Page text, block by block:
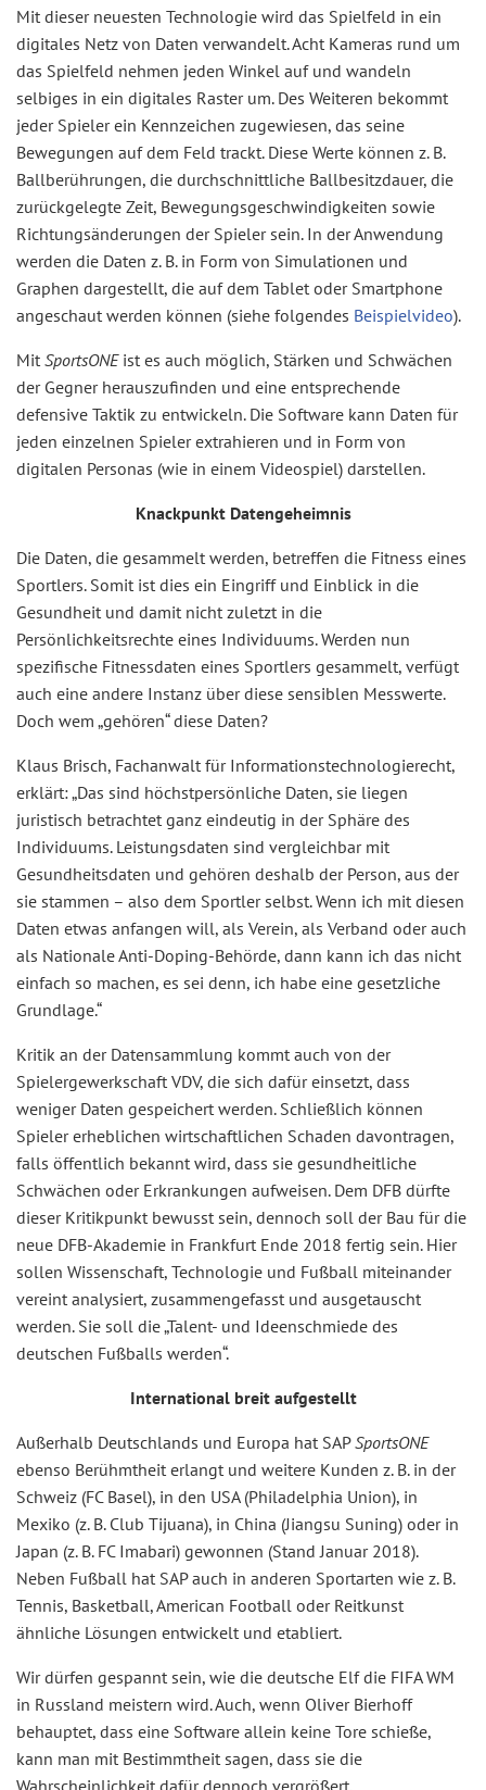
Mit dieser neuesten Technologie wird das Spielfeld in ein
digitales Netz von Daten verwandelt. Acht Kameras rund um
das Spielfeld nehmen jeden Winkel auf und wandeln
selbiges in ein digitales Raster um. Des Weiteren bekommt
jeder Spieler ein Kennzeichen zugewiesen, das seine
Bewegungen auf dem Feld trackt. Diese Werte können z. B.
Ballberührungen, die durchschnittliche Ballbesitzdauer, die
zurückgelegte Zeit, Bewegungsgeschwindigkeiten sowie
Richtungsänderungen der Spieler sein. In der Anwendung
werden die Daten z. B. in Form von Simulationen und
Graphen dargestellt, die auf dem Tablet oder Smartphone
angeschaut werden können (siehe folgendes Beispielvideo).
Mit SportsONEist es auch möglich, Stärken und Schwächen
der Gegner herauszufinden und eine entsprechende
defensive Taktik zu entwickeln. Die Software kann Daten für
jeden einzelnen Spieler extrahieren und in Form von
digitalen Personas (wie in einem Videospiel) darstellen.
Knackpunkt Datengeheimnis
Die Daten, die gesammelt werden, betreffen die Fitness eines
Sportlers. Somit ist dies ein Eingriff und Einblick in die
Gesundheit und damit nicht zuletzt in die
Persönlichkeitsrechte eines Individuums. Werden nun
spezifische Fitnessdaten eines Sportlers gesammelt, verfügt
auch eine andere Instanz über diese sensiblen Messwerte.
Doch wem „gehören“ diese Daten?
Klaus Brisch, Fachanwalt für Informationstechnologierecht,
erklärt: „Das sind höchstpersönliche Daten, sie liegen
juristisch betrachtet ganz eindeutig in der Sphäre des
Individuums. Leistungsdaten sind vergleichbar mit
Gesundheitsdaten und gehören deshalb der Person, aus der
sie stammen – also dem Sportler selbst. Wenn ich mit diesen
Daten etwas anfangen will, als Verein, als Verband oder auch
als Nationale Anti-Doping-Behörde, dann kann ich das nicht
einfach so machen, es sei denn, ich habe eine gesetzliche
Grundlage.“
Kritik an der Datensammlung kommt auch von der
Spielergewerkschaft VDV, die sich dafür einsetzt, dass
weniger Daten gespeichert werden. Schließlich können
Spieler erheblichen wirtschaftlichen Schaden davontragen,
falls öffentlich bekannt wird, dass sie gesundheitliche
Schwächen oder Erkrankungen aufweisen. Dem DFB dürfte
dieser Kritikpunkt bewusst sein, dennoch soll der Bau für die
neue DFB-Akademie in Frankfurt Ende 2018 fertig sein. Hier
sollen Wissenschaft, Technologie und Fußball miteinander
vereint analysiert, zusammengefasst und ausgetauscht
werden. Sie soll die „Talent- und Ideenschmiede des
deutschen Fußballs werden“.
International breit aufgestellt
Außerhalb Deutschlands und Europa hat SAPSportsONE
ebenso Berühmtheit erlangt und weitere Kunden z. B. in der
Schweiz (FC Basel), in den USA (Philadelphia Union), in
Mexiko (z. B. Club Tijuana), in China (Jiangsu Suning) oder in
Japan (z. B. FC Imabari) gewonnen (Stand Januar 2018).
Neben Fußball hat SAP auch in anderen Sportarten wie z. B.
Tennis, Basketball, American Football oder Reitkunst
ähnliche Lösungen entwickelt und etabliert.
Wir dürfen gespannt sein, wie die deutsche Elf die FIFA WM
in Russland meistern wird. Auch, wenn Oliver Bierhoff
behauptet, dass eine Software allein keine Tore schieße,
kann man mit Bestimmtheit sagen, dass sie die
Wahrscheinlichkeit dafür dennoch vergrößert.